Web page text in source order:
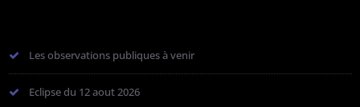
Les observations publiques à venir
Eclipse du 12 aout 2026